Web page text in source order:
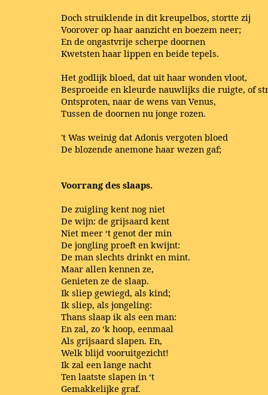
Doch struiklende in dit kreupelbos, stortte zij
Voorover op haar aanzicht en boezem neer;
En de ongastvrije scherpe doornen
Kwetsten haar lippen en beide tepels.
Het godlijk bloed, dat uit haar wonden vloot,
Besproeide en kleurde nauwlijks die ruigte, of
Ontsproten, naar de wens van Venus,
Tussen de doornen nu jonge rozen.
't Was weinig dat Adonis vergoten bloed
De blozende anemone haar wezen gaf;
Voorrang des slaaps.
De zuigling kent nog niet
De wijn: de grijsaard kent
Niet meer ‘t genot der min
De jongling proeft en kwijnt:
De man slechts drinkt en mint.
Maar allen kennen ze,
Genieten ze de slaap.
Ik sliep gewiegd, als kind;
Ik sliep, als jongeling:
Thans slaap ik als een man:
En zal, zo ‘k hoop, eenmaal
Als grijsaard slapen. En,
Welk blijd vooruitgezicht!
Ik zal een lange nacht
Ten laatste slapen in ‘t
Gemakkelijke graf.